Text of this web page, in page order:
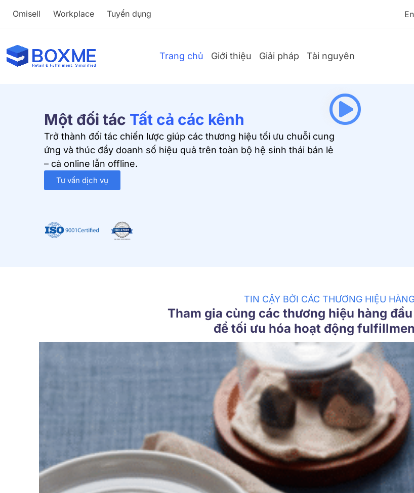
Omisell Workplace Tuyển dụng
Trang chủ Giới thiệu Giải pháp Tài nguyên
Một đối tác Tất cả các kênh
Trở thành đối tác chiến lược giúp các thương hiệu tối ưu chuỗi cung
ứng và thúc đẩy doanh số hiệu quả trên toàn bộ hệ sinh thái bán lẻ
– cả online lẫn offline.
Tư vấn dịch vụ
TIN CẬY BỞI CÁC THƯƠNG HIỆU
Tham gia cùng các thương hiệu hàng
để tối ưu hóa hoạt động